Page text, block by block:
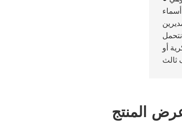
أو
المنتج